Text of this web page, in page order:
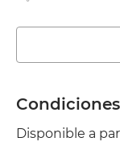
Trastero
Lavadora
Wifi
TV
Disponible a